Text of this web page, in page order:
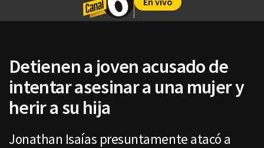
Detienen a joven acusado de
intentar asesinar a una mujer y
herir a su hija
Jonathan Isaías presuntamente atacó a